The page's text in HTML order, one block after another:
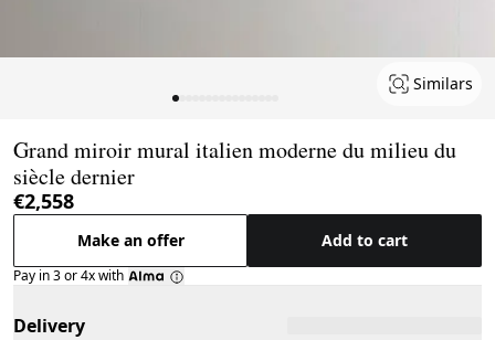
Similars
Grand miroir mural italien moderne du milieu du
siècle dernier
€2,558
Make an offer Add to cart
Pay in 3 or 4x with
Delivery